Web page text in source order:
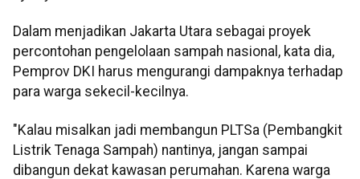
Dalam menjadikan Jakarta Utara sebagai proyek
percontohan pengelolaan sampah nasional, kata dia,
Pemprov DKI harus mengurangi dampaknya terhadap
para warga sekecil-kecilnya.
"Kalau misalkan jadi membangun PLTSa (Pembangkit
Listrik Tenaga Sampah) nantinya, jangan sampai
dibangun dekat kawasan perumahan. Karena warga